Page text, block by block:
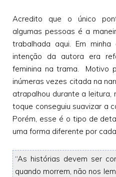
Acredito que o único
algumas pessoas é a
trabalhada aqui. Em
intenção da autora era
feminina na trama. Motivo
inúmeras vezes citada na
atrapalhou durante a leitura,
toque conseguiu suavizar a
Porém, esse é o tipo de
uma forma diferente por
“As histórias devem ser
quando morrem, não nos